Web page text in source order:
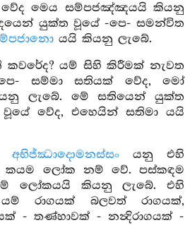
වේද මෙය සම්පජඤ්ඤයයි කියනු
යුක්ත වූයේ -පෙ- සමන්විත
යයි කියනු ලැබේ.
යම් සිහි කිරීමක් නැවත
සම්මා සතියක් වේද, මෝ
ලැබේ. මේ සතියෙන් යුක්ත
වේද, එහෙයින් සතිමා යයි
යනු එහි
කයම ලෝක නම් වේ. පස්කඳම
ලෝකයයි කියනු ලැබේ. එහි
රාගයක් බලවත් රාගයක්,
- තණ්හාවක් - නන්‍දිරාගයක් -